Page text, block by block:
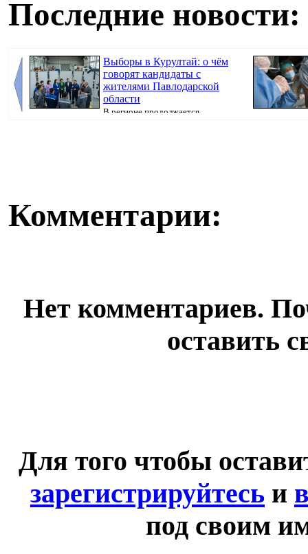
Последние новости:
Выборы в Курултай: о чём
говорят кандидаты с
жителями Павлодарской
области
В регионе продолжается
Комментарии:
Нет комментариев.
оставить
Для того чтобы
зарегистрируйтесь и
под своим